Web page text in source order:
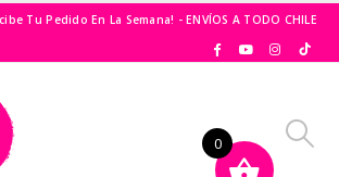
Tu Pedido En La Semana! - ENVÍOS A TODO CHILE
0